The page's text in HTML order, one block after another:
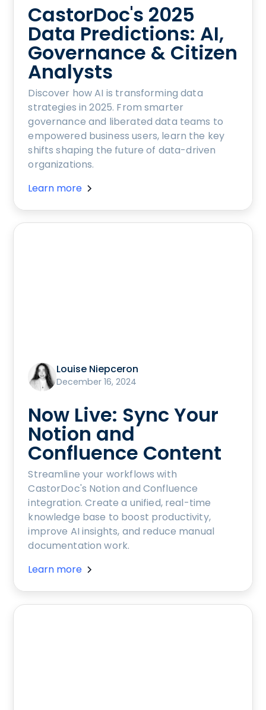
CastorDoc's 2025
Data Predictions: AI,
Governance & Citizen
Analysts
Discover how AI is transforming data
strategies in 2025. From smarter
governance and liberated data teams to
empowered business users, learn the key
shifts shaping the future of data-driven
organizations.
Learn more
Louise Niepceron
December 16, 2024
Now Live: Sync Your
Notion and
Confluence Content
Streamline your workflows with
CastorDoc's Notion and Confluence
integration. Create a unified, real-time
knowledge base to boost productivity,
improve AI insights, and reduce manual
documentation work.
Learn more